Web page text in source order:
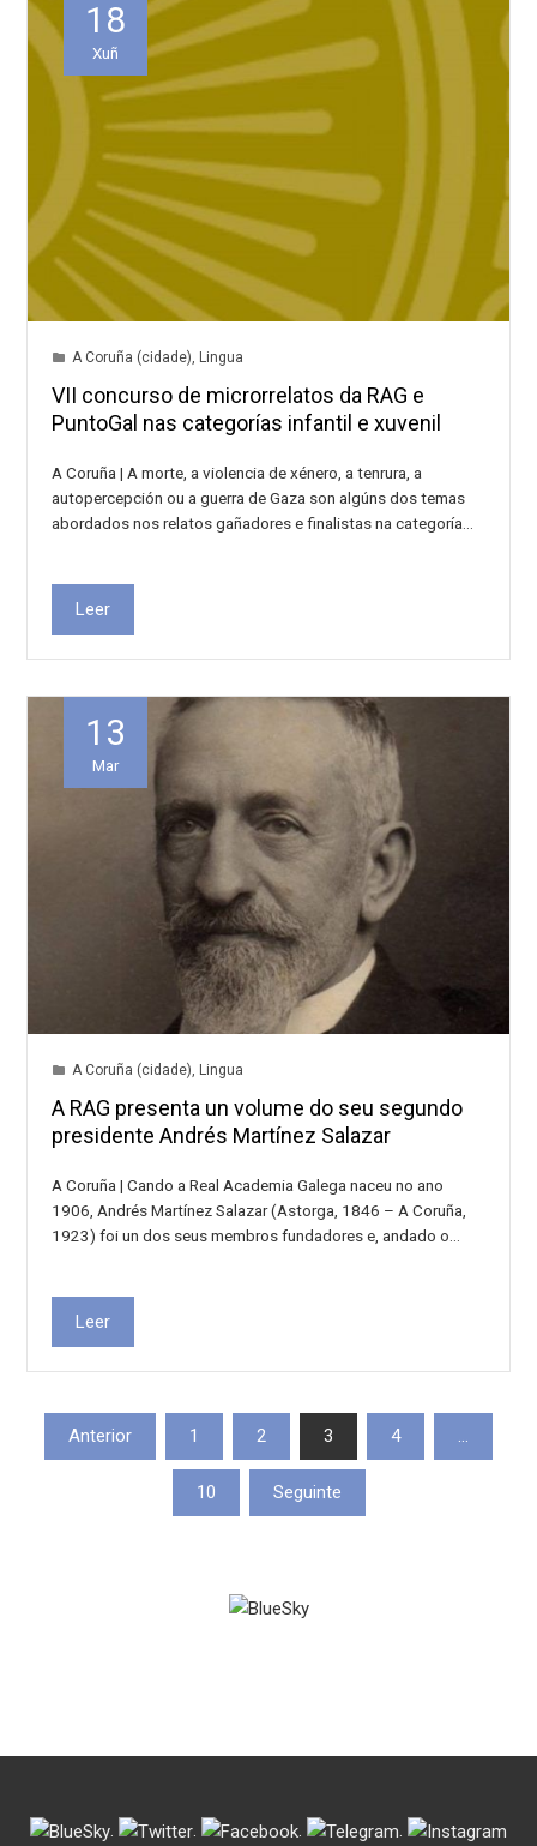
18
Xuñ
A Coruña (cidade), Lingua
VII concurso de microrrelatos da RAG e
PuntoGal nas categorías infantil e xuvenil
A Coruña | A morte, a violencia de xénero, a tenrura, a
autopercepción ou a guerra de Gaza son algúns dos temas
abordados nos relatos gañadores e finalistas na categoría…
Leer
13
Mar
A Coruña (cidade), Lingua
A RAG presenta un volume do seu segundo
presidente Andrés Martínez Salazar
A Coruña | Cando a Real Academia Galega naceu no ano
1906, Andrés Martínez Salazar (Astorga, 1846 – A Coruña,
1923) foi un dos seus membros fundadores e, andado o…
Leer
Paxinación
Anterior 1 2 3 4 …
10 Seguinte
. . . .